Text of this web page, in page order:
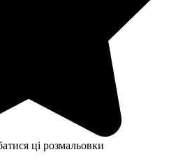
ці розмальовки